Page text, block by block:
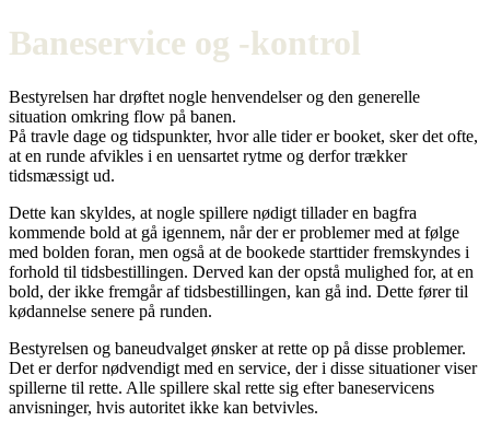
Baneservice og -kontrol
Bestyrelsen har drøftet nogle henvendelser og den generelle
situation omkring flow på banen.
På travle dage og tidspunkter, hvor alle tider er booket, sker det ofte,
at en runde afvikles i en uensartet rytme og derfor trækker
tidsmæssigt ud.
Dette kan skyldes, at nogle spillere nødigt tillader en bagfra
kommende bold at gå igennem, når der er problemer med at følge
med bolden foran, men også at de bookede starttider fremskyndes i
forhold til tidsbestillingen. Derved kan der opstå mulighed for, at en
bold, der ikke fremgår af tidsbestillingen, kan gå ind. Dette fører til
kødannelse senere på runden.
Bestyrelsen og baneudvalget ønsker at rette op på disse problemer.
Det er derfor nødvendigt med en service, der i disse situationer viser
spillerne til rette. Alle spillere skal rette sig efter baneservicens
anvisninger, hvis autoritet ikke kan betvivles.